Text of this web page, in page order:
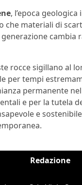
, l’epoca
che materiali di
cambia
rocce sigillano al
per tempi
permanente
e per la tutela
e
Redazione